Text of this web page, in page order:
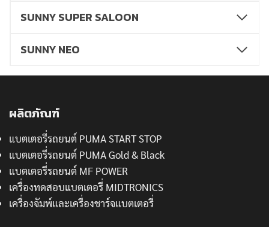
SUNNY SUPER SALOON
SUNNY NEO
ผลิตภัณฑ์
แบตเตอรี่รถยนต์ PUMA START STOP
แบตเตอรี่รถยนต์ PUMA Gold & Black
แบตเตอรี่รถยนต์ MF POWER
เครื่องทดสอบแบตเตอรี่ MIDTRONICS
เครื่องจัมพ์และเครื่องชาร์จแบตเตอรี่